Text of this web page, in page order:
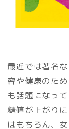
最近では著名
容や健康のた
も話題になっ
糖値が上がり
はもちろん、